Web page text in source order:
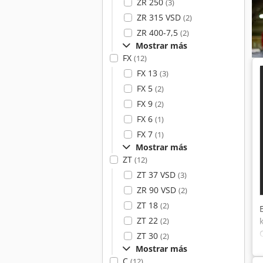
(3)
ZR 315 VSD (2)
ZR 400-7,5 (2)
Mostrar más
FX (12)
FX 13 (3)
FX 5 (2)
FX 9 (2)
FX 6 (1)
FX 7 (1)
Mostrar más
ZT (12)
ZT 37 VSD (3)
ZR 90 VSD (2)
ZT 18 (2)
ZT 22 (2)
ZT 30 (2)
Mostrar más